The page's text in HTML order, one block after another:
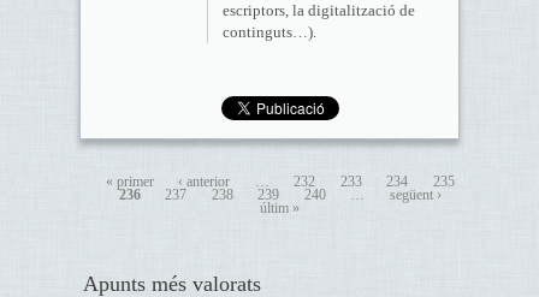
escriptors, la digitalització de
continguts…).
« primer ‹ anterior … 232 233 234
235
236
237 238 239 240 …
següent ›
últim »
Apunts més valorats